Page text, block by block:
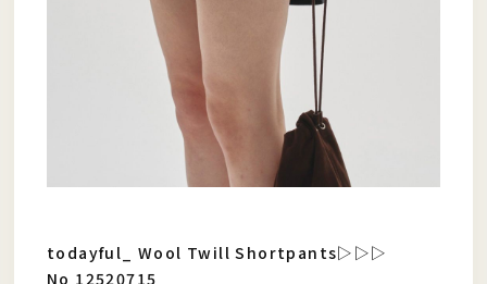
todayful_ Wool Twill Shortpants▷▷▷
No 12520715